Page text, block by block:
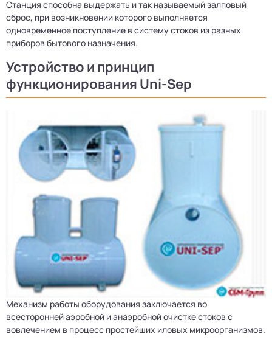
Станция способна выдержать и так называемый залповый
сброс, при возникновении которого выполняется
одновременное поступление в систему стоков из разных
приборов бытового назначения.
Устройство и принцип
функционирования Uni-Sep
Механизм работы оборудования заключается во
всесторонней аэробной и анаэробной очистке стоков с
вовлечением в процесс простейших иловых микроорганизмов.